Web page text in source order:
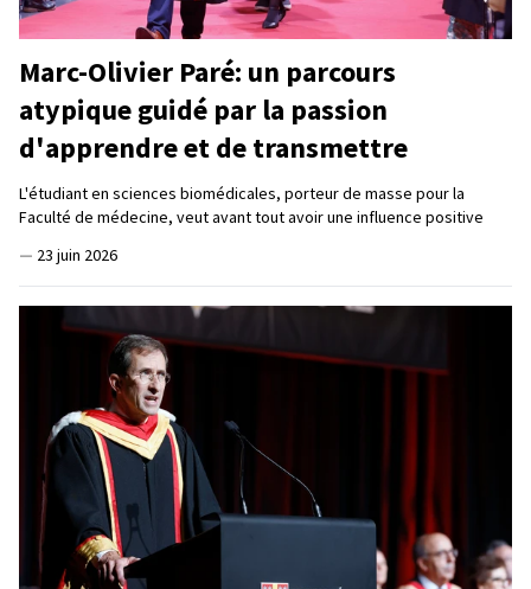
Marc-Olivier Paré: un parcours
atypique guidé par la passion
d'apprendre et de transmettre
L'étudiant en sciences biomédicales, porteur de masse pour la
Faculté de médecine, veut avant tout avoir une influence positive
— 23 juin 2026